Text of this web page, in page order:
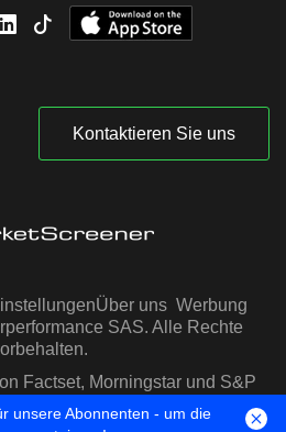
Kontaktieren Sie uns
Über uns Werbung
SAS. Alle Rechte
Factset, Morningstar und S&P
Verfügung gestellt
unsere Abonnenten - um die